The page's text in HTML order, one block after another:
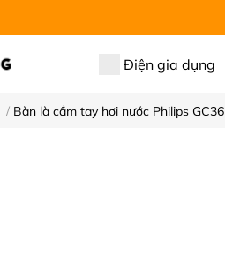
Điện gia dụng
/ Bàn là cầm tay hơi nước Philips